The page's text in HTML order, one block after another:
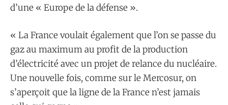
d’une « Europe de la défense ».
« La France voulait également que l’on se passe du
gaz au maximum au profit de la production
d’électricité avec un projet de relance du nucléaire.
Une nouvelle fois, comme sur le Mercosur, on
s’aperçoit que la ligne de la France n’est jamais